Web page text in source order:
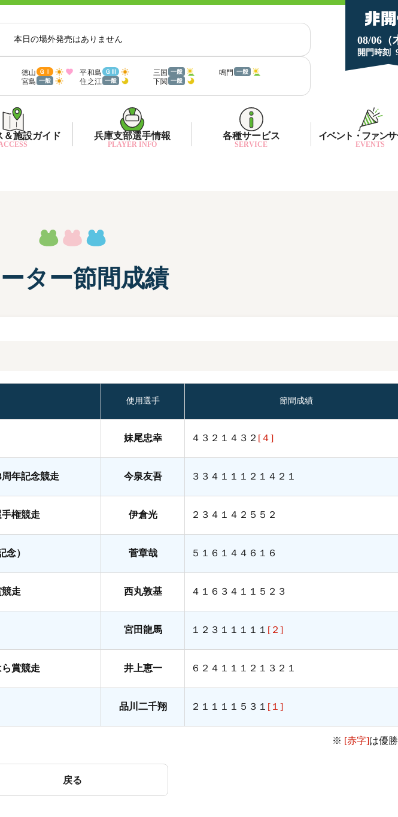
08/06（
開門時刻
本日の場外発売はありません
徳山 ＧⅠ 平和島 ＧⅢ 三国 一般 鳴門 一般
宮島 一般 住之江 一般 下関 一般
ング
選手検索
＆施設ガイド
送迎バス時刻表
内
兵庫支部選手情報
PLAYER INFO
兵庫支部選手優勝実績
兵庫支部選手プロフィール一覧
各種サービス
SERVICE
マスコットキャラクター
イベント・ファン
EVENTS
ター節間成績
使用選手 節間成績
妹尾忠幸 ４３２１４３２ [４]
年記念競走 今泉友吾 ３３４１１１２１４２１
権競走 伊倉光 ２３４１４２５５２
） 菅章哉 ５１６１４４６１６
走 西丸敦基 ４１６３４１１５２３
宮田龍馬 １２３１１１１１ [２]
賞競走 井上恵一 ６２４１１１２１３２１
品川二千翔 ２１１１１５３１ [１]
※ [赤字]は優
戻る